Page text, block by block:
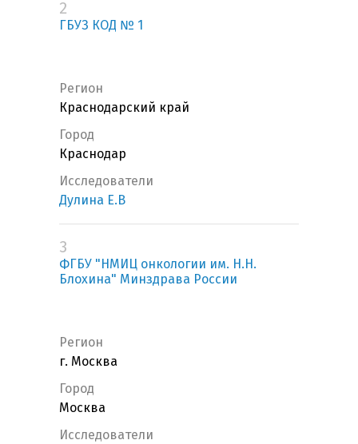
2
ГБУЗ КОД № 1
Регион
Краснодарский край
Город
Краснодар
Исследователи
Дулина Е.В
3
ФГБУ "НМИЦ онкологии им. Н.Н.
Блохина" Минздрава России
Регион
г. Москва
Город
Москва
Исследователи